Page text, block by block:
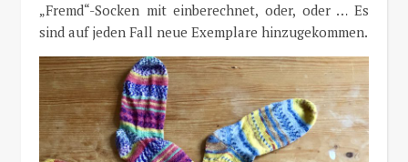
„Fremd“-Socken mit einberechnet, oder, oder … Es
sind auf jeden Fall neue Exemplare hinzugekommen.